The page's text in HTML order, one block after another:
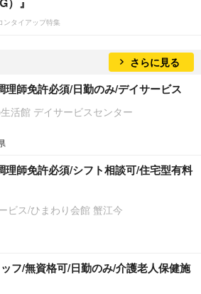
ンタイアップ特集
さらに見る
理師免許必須/日勤のみ/デイサービス
活館 デイサービスセンター
理師免許必須/シフト相談可/住宅型有料
ビス/ひまわり会館 蟹江今
フ/無資格可/日勤のみ/介護老人保健施